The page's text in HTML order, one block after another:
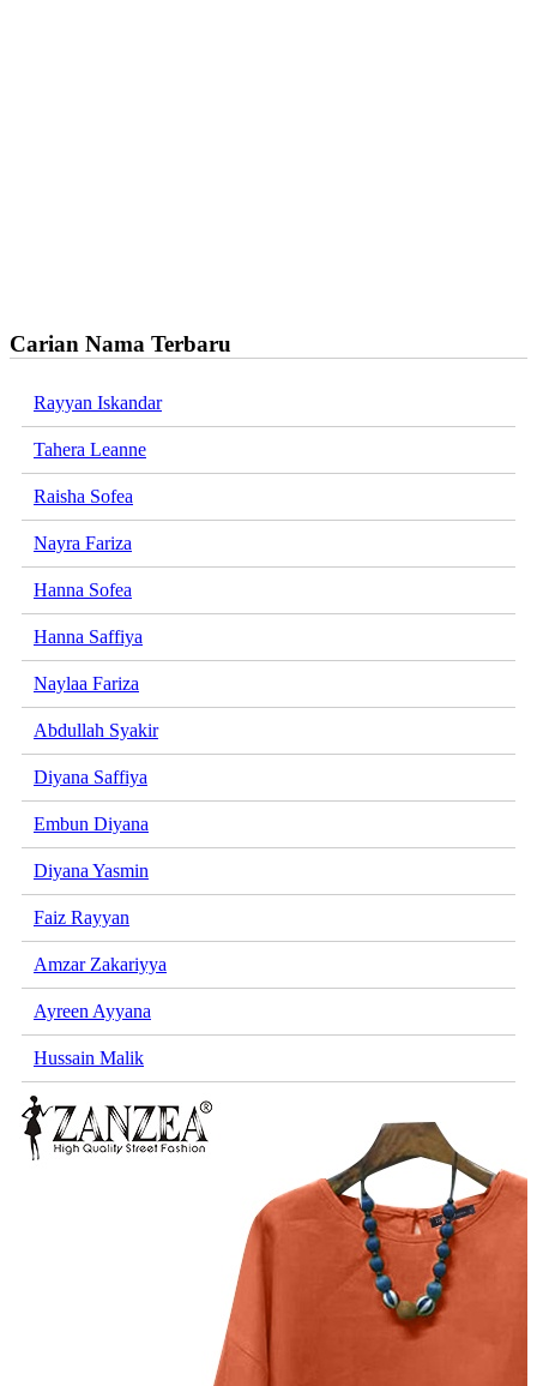
Carian Nama Terbaru
Rayyan Iskandar
Tahera Leanne
Raisha Sofea
Nayra Fariza
Hanna Sofea
Hanna Saffiya
Naylaa Fariza
Abdullah Syakir
Diyana Saffiya
Embun Diyana
Diyana Yasmin
Faiz Rayyan
Amzar Zakariyya
Ayreen Ayyana
Hussain Malik